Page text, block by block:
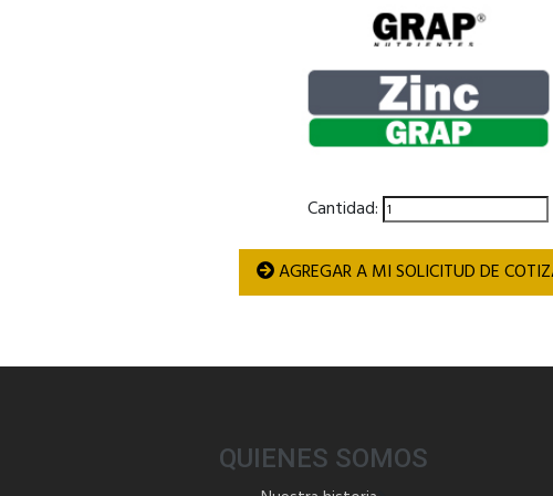
Cantidad:
AGREGAR A MI SOLICITUD DE
QUIENES SOMOS